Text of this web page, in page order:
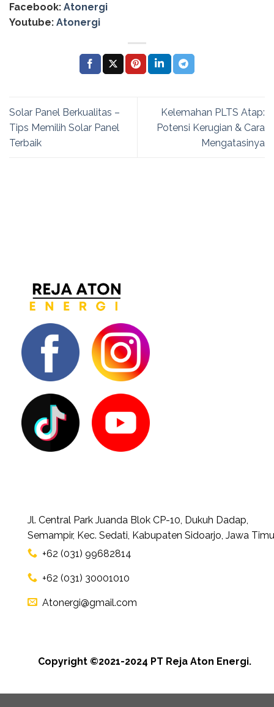
Facebook: Atonergi
Youtube: Atonergi
Solar Panel Berkualitas –
Tips Memilih Solar Panel
Terbaik
Kelemahan PLTS Atap:
Potensi Kerugian & Cara
Mengatasinya
Jl. Central Park Juanda Blok CP-10, Dukuh Dadap,
Semampir, Kec. Sedati, Kabupaten Sidoarjo, Jawa
+62 (031) 99682814
+62 (031) 30001010
Atonergi@gmail.com
Copyright ©2021-2024 PT Reja Aton Energi.